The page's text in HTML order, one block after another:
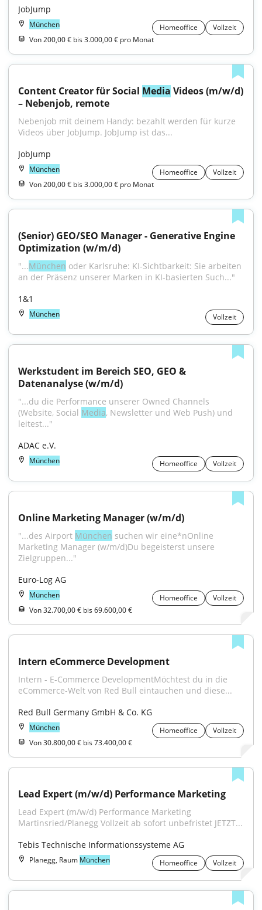
JobJump
München Homeoffice
Vollzeit
Von 200,00 € bis 3.000,00 € pro Monat
Content Creator für Social Media Videos (m/w/d)
– Nebenjob, remote
Nebenjob mit deinem Handy: bezahlt werden für kurze
Videos über JobJump. JobJump ist das...
JobJump
München Homeoffice
Vollzeit
Von 200,00 € bis 3.000,00 € pro Monat
(Senior) GEO/SEO Manager - Generative Engine
Optimization (w/m/d)
"...München oder Karlsruhe: KI-Sichtbarkeit: Sie arbeiten
an der Präsenz unserer Marken in KI-basierten Such..."
1&1
München Vollzeit
Werkstudent im Bereich SEO, GEO &
Datenanalyse (w/m/d)
"...du die Performance unserer Owned Channels
(Website, Social Media, Newsletter und Web Push) und
leitest..."
ADAC e.V.
München Homeoffice Vollzeit
Online Marketing Manager (w/m/d)
"...des Airport München suchen wir eine*nOnline
Marketing Manager (w/m/d)Du begeisterst unsere
Zielgruppen..."
Euro-Log AG
München Homeoffice
Vollzeit
Von 32.700,00 € bis 69.600,00 €
Intern eCommerce Development
Intern - E-Commerce DevelopmentMöchtest du in die
eCommerce-Welt von Red Bull eintauchen und diese...
Red Bull Germany GmbH & Co. KG
München Homeoffice
Vollzeit
Von 30.800,00 € bis 73.400,00 €
Lead Expert (m/w/d) Performance Marketing
Lead Expert (m/w/d) Performance Marketing
Martinsried/Planegg Vollzeit ab sofort unbefristet JETZT...
Tebis Technische Informationssysteme AG
Planegg, Raum München Homeoffice Vollzeit